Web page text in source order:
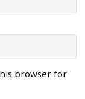
browser for